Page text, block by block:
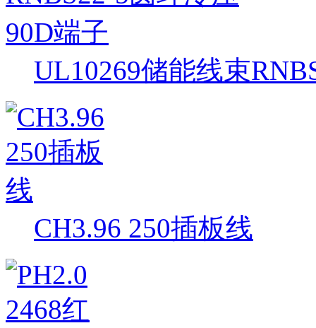
UL10269储能线束
CH3.96 250插板线